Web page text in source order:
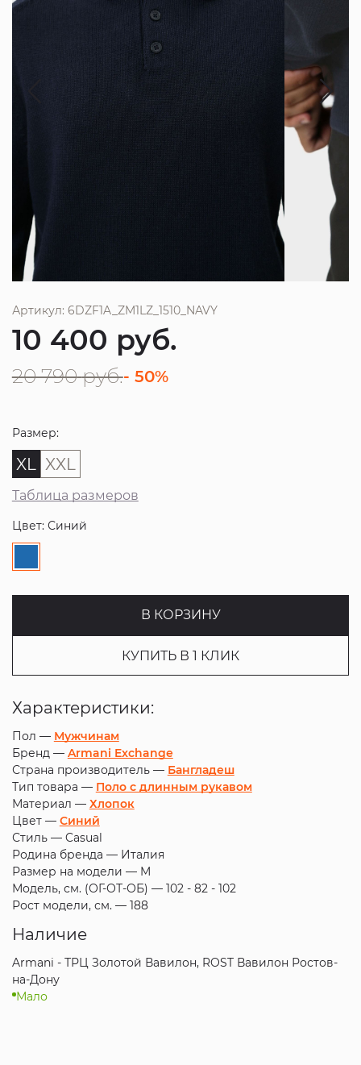
Артикул: 6DZF1A_ZM1LZ_1510_NAVY
10 400 руб.
20 790 руб.- 50%
Размер:
XL XXL
Таблица размеров
Цвет: Синий
В КОРЗИНУ
КУПИТЬ В 1 КЛИК
Характеристики:
Пол — Мужчинам
Бренд — Armani Exchange
Страна производитель — Бангладеш
Тип товара — Поло с длинным рукавом
Материал — Хлопок
Цвет — Синий
Стиль — Casual
Родина бренда — Италия
Размер на модели — M
Модель, см. (ОГ-ОТ-ОБ) — 102 - 82 - 102
Рост модели, см. — 188
Наличие
Armani - ТРЦ Золотой Вавилон, ROST Вавилон Ростов-
на-Дону
Мало